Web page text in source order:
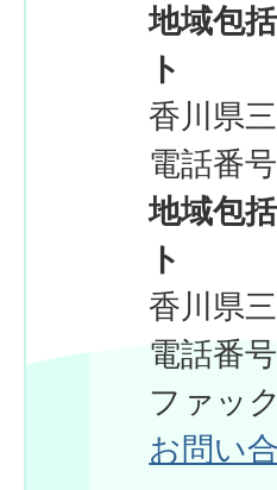
地域包
ト
香川県
電話番
地域包
ト
香川県
電話番
ファッ
お問い